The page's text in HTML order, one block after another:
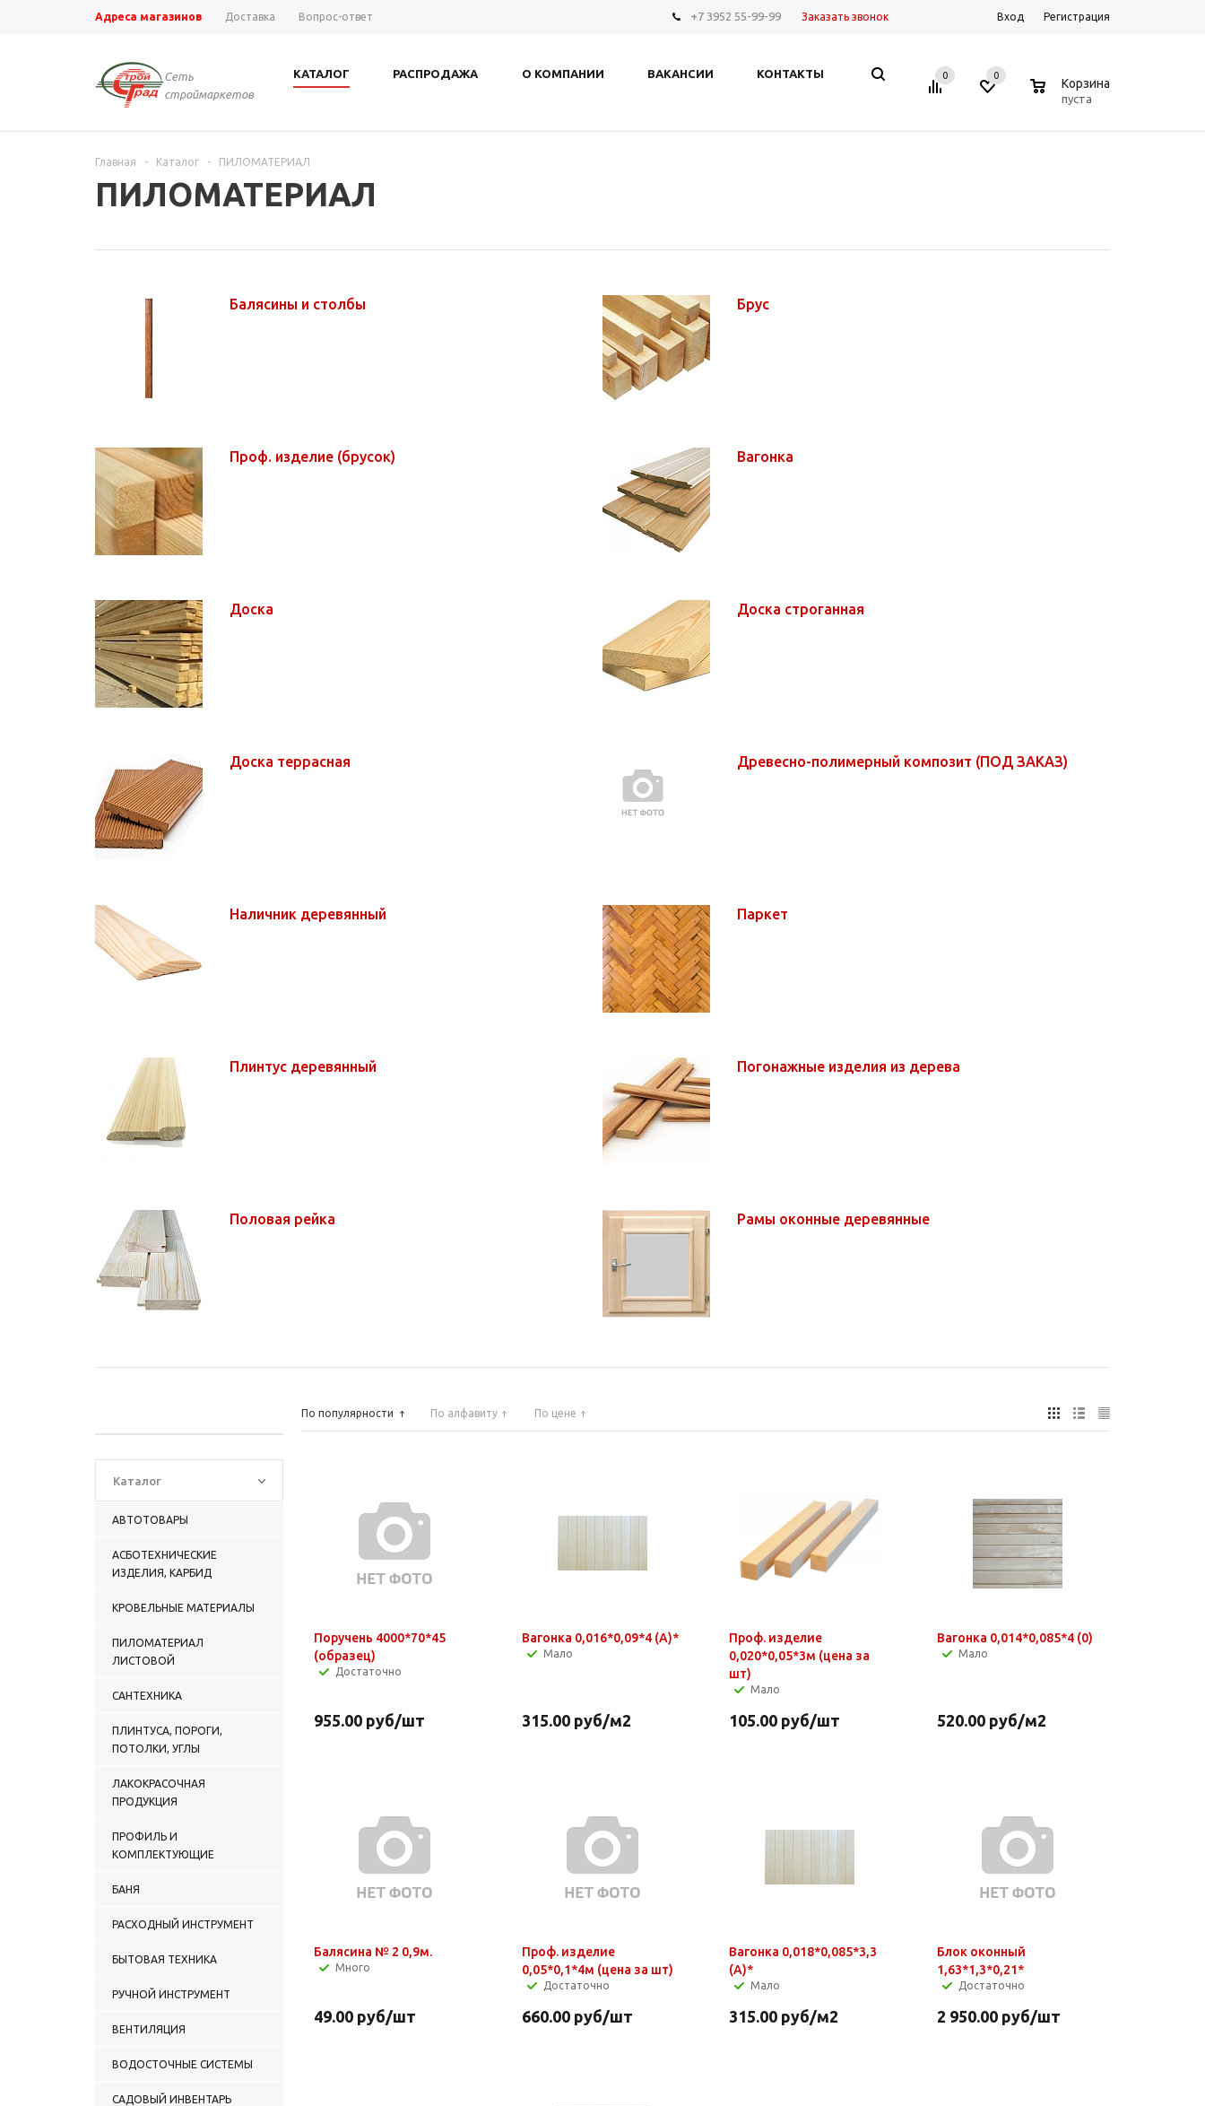
Адреса магазинов Доставка Вопрос-ответ +7 3952 55-99-99 Заказать звонок Вход Регистрация
Сеть
строймаркетов
КАТАЛОГ РАСПРОДАЖА О КОМПАНИИ ВАКАНСИИ КОНТАКТЫ 0 0
Корзина
пуста
Главная - Каталог - ПИЛОМАТЕРИАЛ
ПИЛОМАТЕРИАЛ
Балясины и столбы Брус
Проф. изделие (брусок) Вагонка
Доска Доска строганная
Доска террасная Древесно-полимерный композит (ПОД ЗАКАЗ)
Наличник деревянный Паркет
Плинтус деревянный Погонажные изделия из дерева
Половая рейка Рамы оконные деревянные
Каталог
АВТОТОВАРЫ
АСБОТЕХНИЧЕСКИЕ
ИЗДЕЛИЯ, КАРБИД
КРОВЕЛЬНЫЕ МАТЕРИАЛЫ
ПИЛОМАТЕРИАЛ
ЛИСТОВОЙ
САНТЕХНИКА
ПЛИНТУСА, ПОРОГИ,
ПОТОЛКИ, УГЛЫ
ЛАКОКРАСОЧНАЯ
ПРОДУКЦИЯ
ПРОФИЛЬ И
КОМПЛЕКТУЮЩИЕ
БАНЯ
РАСХОДНЫЙ ИНСТРУМЕНТ
БЫТОВАЯ ТЕХНИКА
РУЧНОЙ ИНСТРУМЕНТ
ВЕНТИЛЯЦИЯ
ВОДОСТОЧНЫЕ СИСТЕМЫ
САДОВЫЙ ИНВЕНТАРЬ
По популярности По алфавиту По цене
Поручень 4000*70*45
(образец)
Достаточно
955.00 руб/шт
Вагонка 0,016*0,09*4 (A)*
Мало
315.00руб/м2
Проф. изделие
0,020*0,05*3м (цена за
шт)
Мало
105.00 руб/шт
Вагонка 0,014*0,085*4 (0)
Мало
520.00руб/м2
Балясина № 2 0,9м.
Много
49.00 руб/шт
Проф. изделие
0,05*0,1*4м (цена за шт)
Достаточно
660.00руб/шт
Вагонка 0,018*0,085*3,3
(A)*
Мало
315.00 руб/м2
Блок оконный
1,63*1,3*0,21*
Достаточно
2 950.00руб/шт